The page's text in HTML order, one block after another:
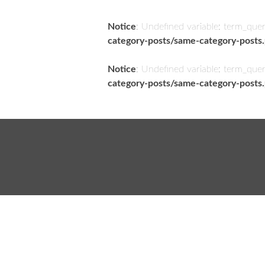
Notice: Undefined variable:
category-posts/same-category-
Notice: Undefined variable:
category-posts/same-category-